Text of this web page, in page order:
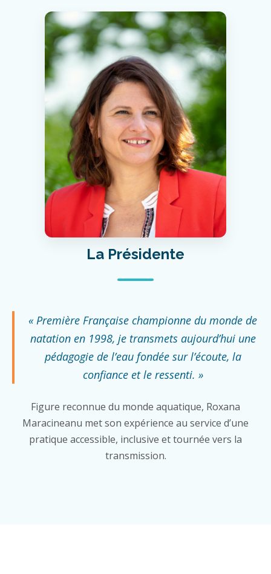
La Présidente
« Première Française championne du monde de
natation en 1998, je transmets aujourd’hui une
pédagogie de l’eau fondée sur l’écoute, la
confiance et le ressenti. »
Figure reconnue du monde aquatique, Roxana
Maracineanu met son expérience au service d’une
pratique accessible, inclusive et tournée vers la
transmission.